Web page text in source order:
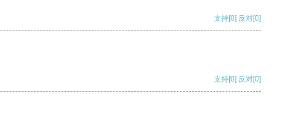
支持[0] 反对[0]
支持[0] 反对[0]